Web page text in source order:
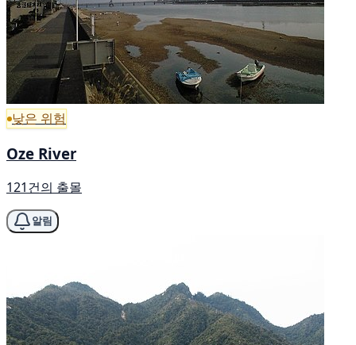
낮은 위험
Oze River
121건의 출몰
알림